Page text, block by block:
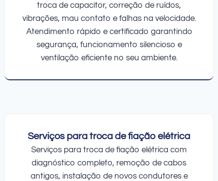
troca de capacitor, correção de ruídos,
vibrações, mau contato e falhas na velocidade.
Atendimento rápido e certificado garantindo
segurança, funcionamento silencioso e
ventilação eficiente no seu ambiente.
Serviços para troca de fiação elétrica
Serviços para troca de fiação elétrica com
diagnóstico completo, remoção de cabos
antigos, instalação de novos condutores e